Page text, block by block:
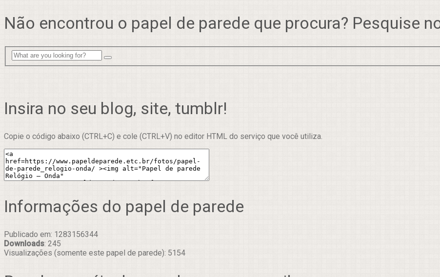
Não encontrou o papel de parede que procura? Pesquise
Insira no seu blog, site, tumblr!
Copie o código abaixo (CTRL+C) e cole (CTRL+V) no editor HTML do serviço que você utiliza.
Informações do papel de parede
Publicado em: 1283156344
Downloads: 245
Visualizações (somente este papel de parede): 5154